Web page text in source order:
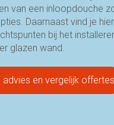
van een inloopdouche
Daarnaast vind je
bij het
glazen wand.
advies en vergelijk offertes